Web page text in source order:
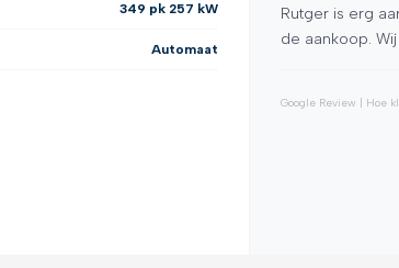
349 pk 257 kW
Automaat
beantwoorden en alles
van harte aanbevelen
Rutger is erg
de aankoop.
Google Review | Hoe